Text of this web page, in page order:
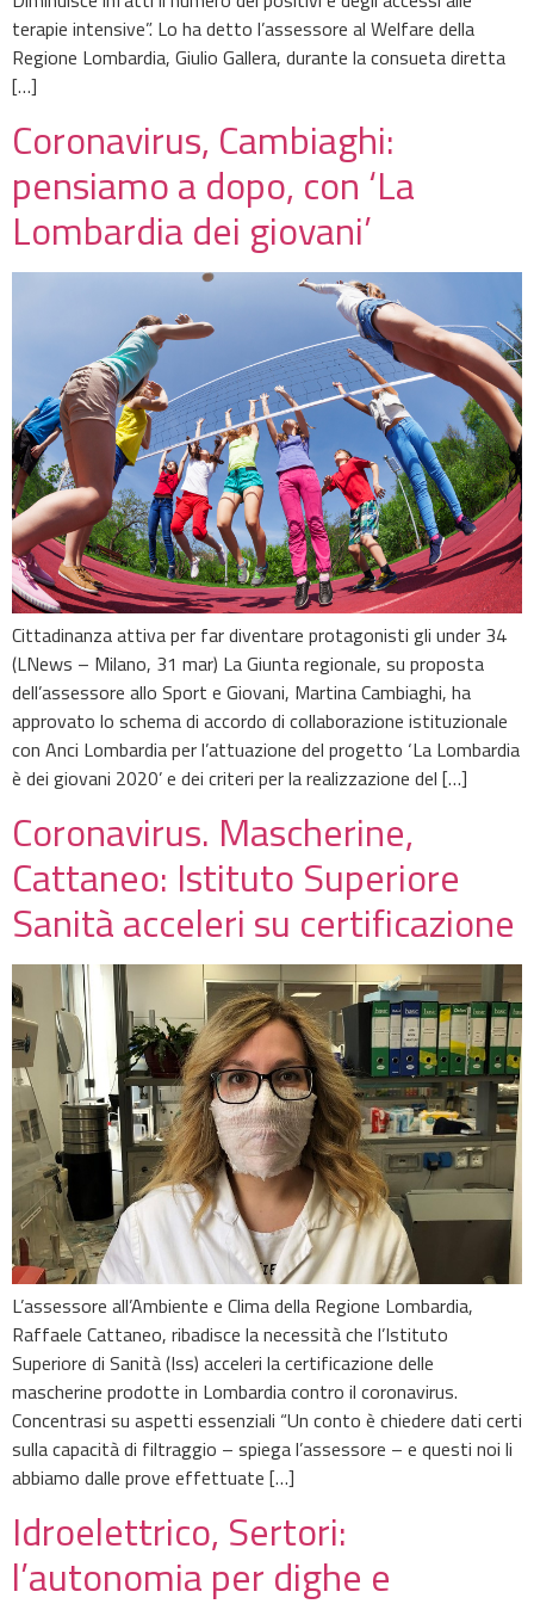
terapie intensive”. Lo ha detto l’assessore al Welfare della
Regione Lombardia, Giulio Gallera, durante la consueta diretta
[…]
Coronavirus, Cambiaghi:
pensiamo a dopo, con ‘La
Lombardia dei giovani’
Cittadinanza attiva per far diventare protagonisti gli under 34
(LNews – Milano, 31 mar) La Giunta regionale, su proposta
dell’assessore allo Sport e Giovani, Martina Cambiaghi, ha
approvato lo schema di accordo di collaborazione istituzionale
con Anci Lombardia per l’attuazione del progetto ‘La Lombardia
è dei giovani 2020’ e dei criteri per la realizzazione del […]
Coronavirus. Mascherine,
Cattaneo: Istituto Superiore
Sanità acceleri su certificazione
L’assessore all’Ambiente e Clima della Regione Lombardia,
Raffaele Cattaneo, ribadisce la necessità che l’Istituto
Superiore di Sanità (Iss) acceleri la certificazione delle
mascherine prodotte in Lombardia contro il coronavirus.
Concentrasi su aspetti essenziali “Un conto è chiedere dati certi
sulla capacità di filtraggio – spiega l’assessore – e questi noi li
abbiamo dalle prove effettuate […]
Idroelettrico, Sertori:
l’autonomia per dighe e